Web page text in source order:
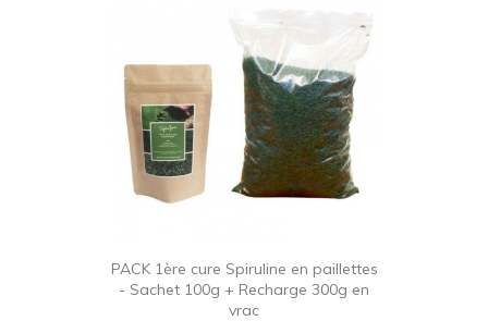
PACK 1ère cure Spiruline en paillettes
- Sachet 100g + Recharge 300g en
vrac